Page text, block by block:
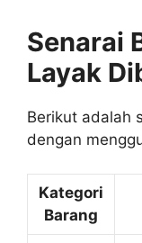
Senarai
Layak
Berikut adalah
dengan
Kategori
Barang